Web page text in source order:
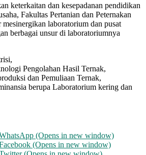
keterkaitan dan kesepadanan pendidikan
Fakultas Pertanian dan Peternakan
laboratorium dan pusat
berbagai unsur di laboratoriumnya
Pengolahan Hasil Ternak,
dan Pemuliaan Ternak,
berupa Laboratorium kering dan
(Opens in new window)
(Opens in new window)